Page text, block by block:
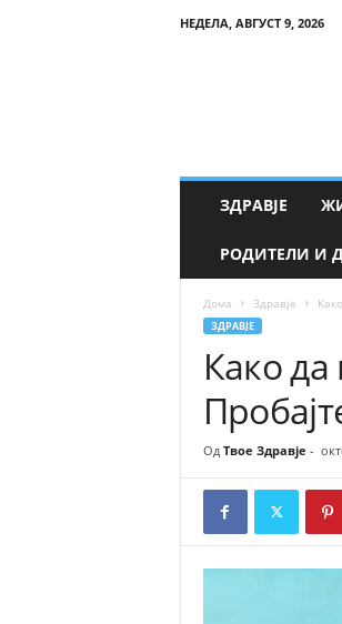
НЕДЕЛА, АВГУСТ 9, 2026
ЗДРАВЈЕ
РОДИТЕЛИ И
Дома Здравје
ЗДРАВЈЕ
Како
Од Твое Здравје -